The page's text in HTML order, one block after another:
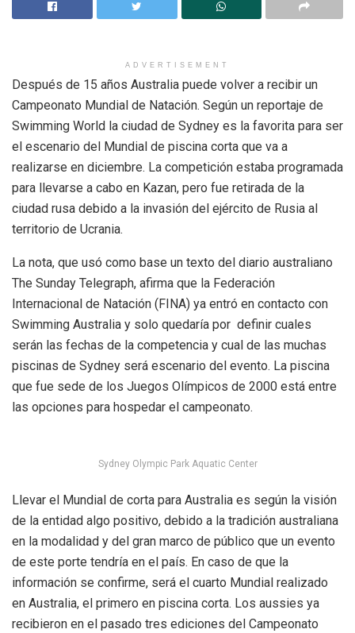
ADVERTISEMENT
Después de 15 años Australia puede volver a recibir un
Campeonato Mundial de Natación. Según un reportaje de
Swimming World la ciudad de Sydney es la favorita para ser
el escenario del Mundial de piscina corta que va a
realizarse en diciembre. La competición estaba programada
para llevarse a cabo en Kazan, pero fue retirada de la
ciudad rusa debido a la invasión del ejército de Rusia al
territorio de Ucrania.
La nota, que usó como base un texto del diario australiano
The Sunday Telegraph, afirma que la Federación
Internacional de Natación (FINA) ya entró en contacto con
Swimming Australia y solo quedaría por definir cuales
serán las fechas de la competencia y cual de las muchas
piscinas de Sydney será escenario del evento. La piscina
que fue sede de los Juegos Olímpicos de 2000 está entre
las opciones para hospedar el campeonato.
Sydney Olympic Park Aquatic Center
Llevar el Mundial de corta para Australia es según la visión
de la entidad algo positivo, debido a la tradición australiana
en la modalidad y del gran marco de público que un evento
de este porte tendría en el país. En caso de que la
información se confirme, será el cuarto Mundial realizado
en Australia, el primero en piscina corta. Los aussies ya
recibieron en el pasado tres ediciones del Campeonato